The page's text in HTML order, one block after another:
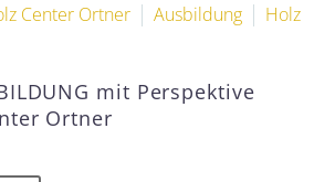
Center Ortner
Ausbildung
Holz
mit Perspektive
Ortner